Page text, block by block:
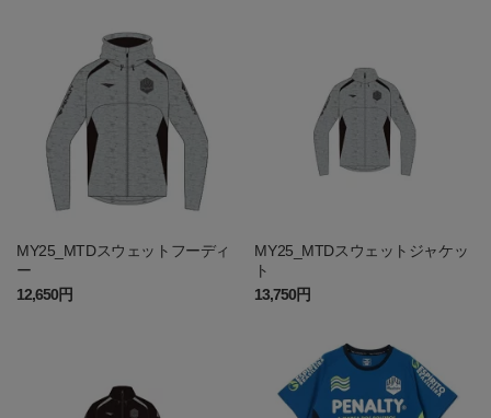
MY25_MTDスウェットフーディ
ー
12,650円
MY25_MTDスウェットジャケッ
ト
13,750円